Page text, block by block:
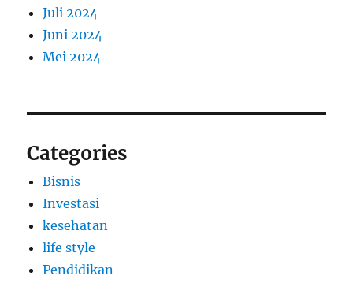
Juli 2024
Juni 2024
Mei 2024
Categories
Bisnis
Investasi
kesehatan
life style
Pendidikan